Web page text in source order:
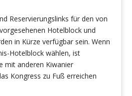
Reservierungslinks für den von
Hotelblock und
in Kürze verfügbar sein. Wenn
Hotelblock wählen, ist
mit anderen Kiwanier
Kongress zu Fuß erreichen